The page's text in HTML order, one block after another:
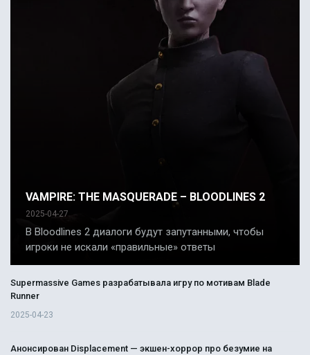
VAMPIRE: THE MASQUERADE – BLOODLINES 2
2025-04-27
В Bloodlines 2 диалоги будут запутанными, чтобы
игроки не искали «правильные» ответы
Supermassive Games разрабатывала игру по мотивам Blade
Runner
2025-04-23
Анонсирован Displacement — экшен-хоррор про безумие на